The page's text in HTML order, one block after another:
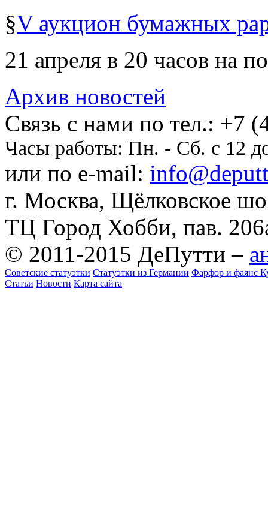
§V аукцион бумажных
21 апреля в 20 часов на
Архив новостей
Cвязь с нами по тел.: +7
Часы работы: Пн. - Сб. с 12
или по e-mail:
г. Москва, Щёлковское
ТЦ Город Хобби, пав.
© 2011-2015 ДеПутти –
Советские статуэтки Статуэтки из Германии Фарфор и фаянс
Статьи Новости Карта сайта